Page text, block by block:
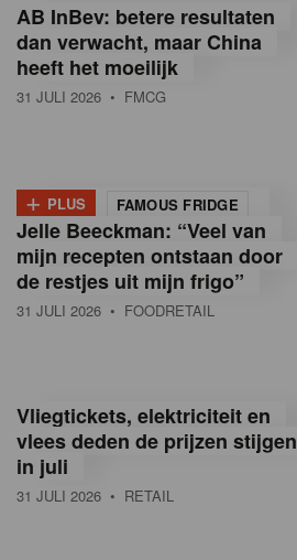
a
n
B
e
g
ë
AB InBev: betere resultaten
dan verwacht, maar China
heeft het moeilijk
31 JULI 2026 • FMCG
+ PLUS FAMOUS FRIDGE
Jelle Beeckman: “Veel van
mijn recepten ontstaan door
de restjes uit mijn frigo”
31 JULI 2026 • FOODRETAIL
Vliegtickets, elektriciteit en
vlees deden de prijzen stijgen
in juli
31 JULI 2026 • RETAIL